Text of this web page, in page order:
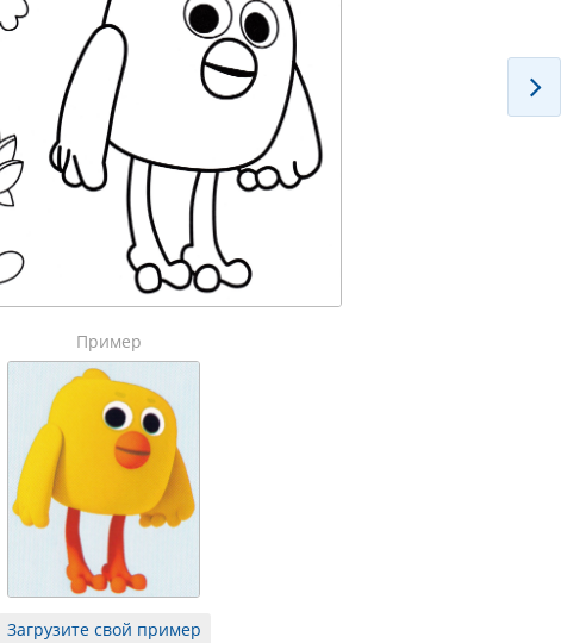
Пример
Загрузите свой пример